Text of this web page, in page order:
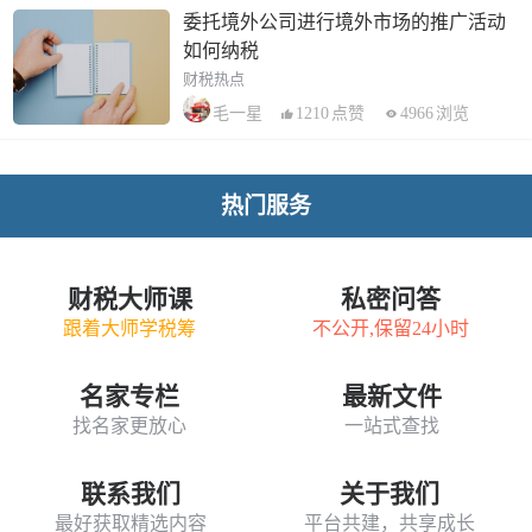
委托境外公司进行境外市场的推广活动
如何纳税
财税热点
毛一星
1210 点赞 4966 浏览
热门服务
财税大师课
跟着大师学税筹
私密问答
不公开,保留24小时
名家专栏
找名家更放心
最新文件
一站式查找
联系我们
最好获取精选内容
关于我们
平台共建，共享成长